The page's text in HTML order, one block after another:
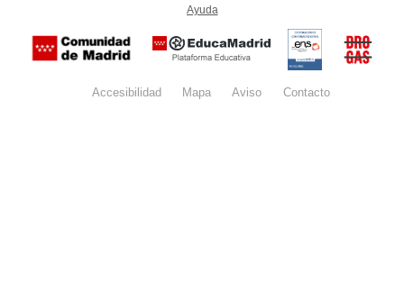
Ayuda
Certificación
conformidad
con el
Nacional de
Seguridad
del
Accesibilidad Mapa Aviso legalContacto